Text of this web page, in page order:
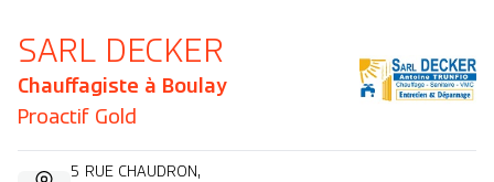
SARL DECKER
Chauffagiste à Boulay
Proactif Gold
5 RUE CHAUDRON,